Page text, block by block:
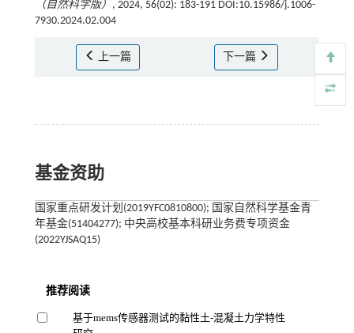
（自然科学版） , 2024, 56(02): 183-191 DOI:10.15986/j.1006-
7930.2024.02.004
上一篇 下一篇
基金资助
国家重点研发计划(2019YFC0810800); 国家自然科学基金青
年基金(51404277); 中央高校基本科研业务费专项资金
(2022YJSAQ15)